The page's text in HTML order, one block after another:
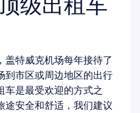
盖特威克机场每年接待了
到市区或周边地区的出行
车是最受欢迎的方式之
途安全和舒适，我们建议